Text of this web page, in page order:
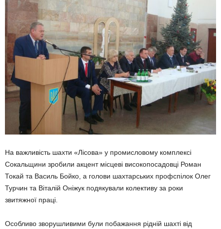
На важливість шахти «Лісова» у промисловому комплексі
Сокальщини зробили акцент місцеві високопосадовці Роман
Токай та Василь Бойко, а голови шахтарських профспілок Олег
Турчин та Віталій Оніжук подякували колективу за роки
звитяжної праці.
Особливо зворушливими були побажання рідній шахті від